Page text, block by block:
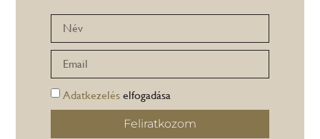
Adatkezeléselfogadása
Feliratkozom